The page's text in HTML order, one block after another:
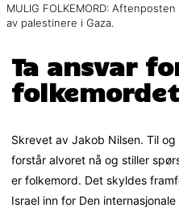
MULIG FOLKEMORD:
av palestinere i Gaza.
Ta ansvar
folkemordet
Skrevet av Jakob Nilsen. Til
forstår alvoret nå og stiller
er folkemord. Det skyldes
Israel inn for Den